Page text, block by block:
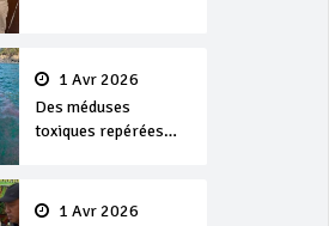
1 Avr 2026
Des méduses
toxiques repérées
1 Avr 2026